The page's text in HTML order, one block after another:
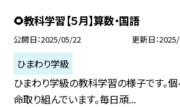
🌻教科学習【５月】算数・国語
公開日 2025/05/22 更新日
ひまわり学級
ひまわり学級の教科学習の様子です。
命取り組んでいます。毎日頑...